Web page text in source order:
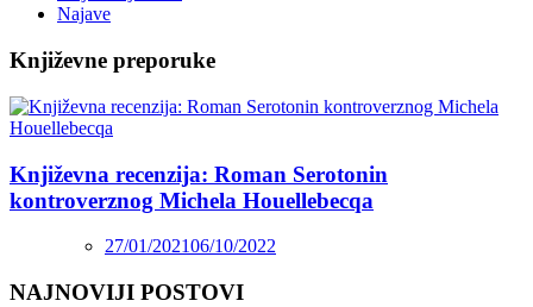
Najave
Književne preporuke
Književna recenzija: Roman Serotonin
kontroverznog Michela Houellebecqa
27/01/202106/10/2022
NAJNOVIJI POSTOVI